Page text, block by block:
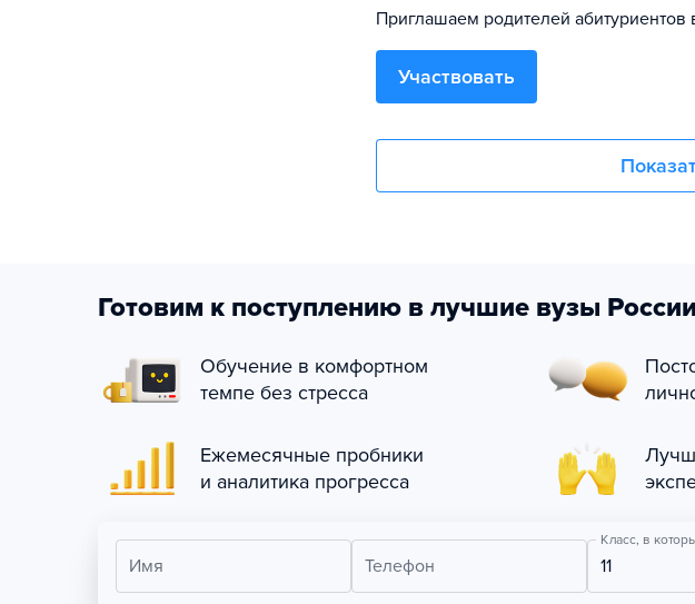
Приглашаем родителей
Участвовать
Готовим к поступлению в лучшие вузы России
Обучение в комфортном
темпе без стресса
Ежемесячные пробники
и аналитика прогресса
Имя Телефон
Класс, в
11